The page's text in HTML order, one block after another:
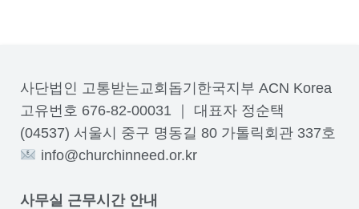
사단법인 고통받는교회돕기한국지부 ACN Korea
고유번호 676-82-00031 ｜ 대표자 정순택
(04537) 서울시 중구 명동길 80 가톨릭회관 337호
info@churchinneed.or.kr
사무실 근무시간 안내